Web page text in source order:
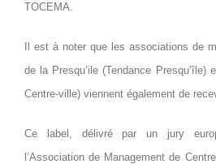
TOCEMA.
Il est à noter que les associations de
de la Presqu’ile (Tendance Presqu’île)
Centre-ville) viennent également de
Ce label, délivré par un jury
l’Association de Management de